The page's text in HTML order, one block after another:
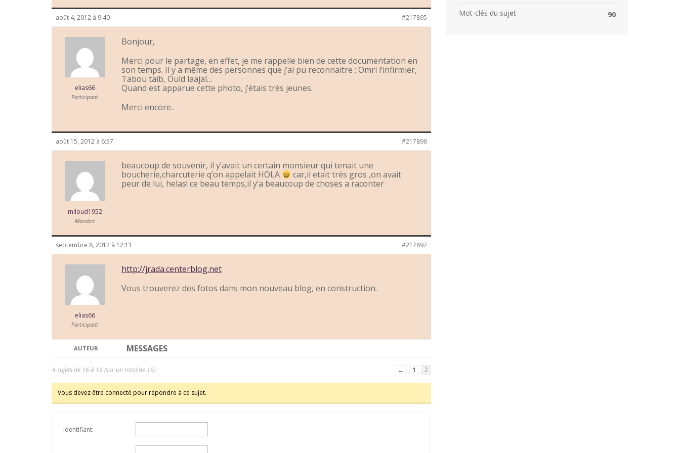
août 4, 2012 à 9:40 #217895
elias66
Participant
Bonjour,
Merci pour le partage, en effet, je me rappelle bien de cette documentation en
son temps. Il y a même des personnes que j’ai pu reconnaitre : Omri l’infirmier,
Tabou taib, Ould laajal…
Quand est apparue cette photo, j’étais très jeunes.
Merci encore..
août 15, 2012 à 6:57 #217896
miloud1952
Membre
beaucoup de souvenir, il y’avait un certain monsieur qui tenait une
boucherie,charcuterie q’on appelait HOLA
car,il etait trés gros ,on avait
peur de lui, helas! ce beau temps,il y’a beaucoup de choses a raconter
septembre 8, 2012 à 12:11 #217897
elias66
Participant
http://jrada.centerblog.net
Vous trouverez des fotos dans mon nouveau blog, en construction.
AUTEUR MESSAGES
4 sujets de 16 à 19 (sur un total de 19) ← 1 2
Vous devez être connecté pour répondre à ce sujet.
Identifiant:
Mot-clés du sujet
90